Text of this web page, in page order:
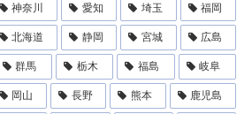
神奈川 愛知 埼玉 福岡
北海道 静岡 宮城 広島
群馬 栃木 福島 岐阜
岡山 長野 熊本 鹿児島